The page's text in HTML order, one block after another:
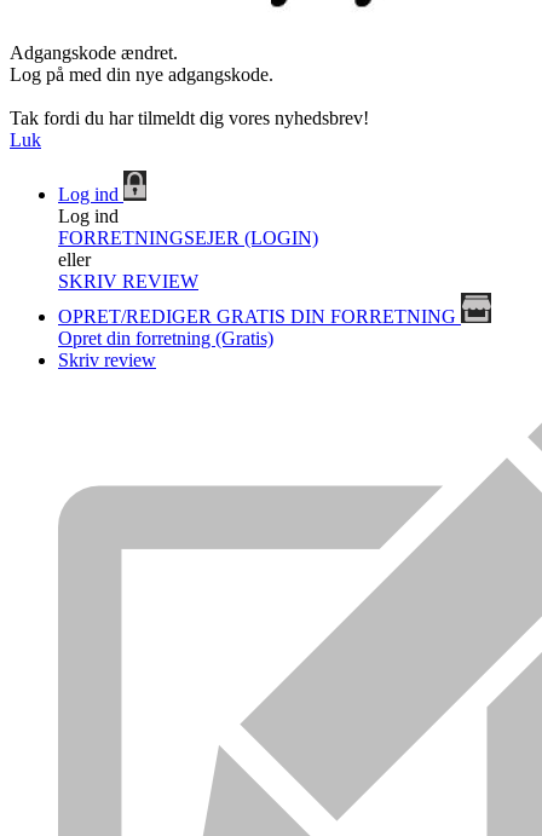
Adgangskode ændret.
Log på med din nye adgangskode.
Tak fordi du har tilmeldt dig vores nyhedsbrev!
Luk
Log ind
Log ind
FORRETNINGSEJER (LOGIN)
eller
SKRIV REVIEW
OPRET/REDIGER GRATIS DIN FORRETNING
Opret din forretning (Gratis)
Skriv review